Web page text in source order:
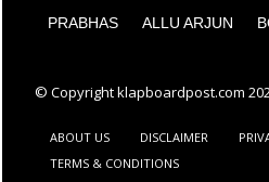
PRABHAS
ALLU ARJUN
© Copyright klapboardpost.com
ABOUT US DISCLAIMER
TERMS & CONDITIONS